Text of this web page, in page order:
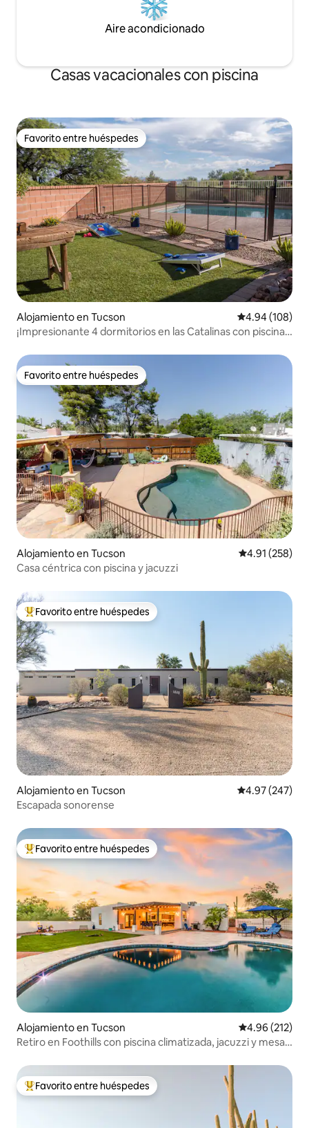
Aire acondicionado
Casas vacacionales con piscina
Favorito entre huéspedes
Favorito entre huéspedes
Alojamiento en Tucson Calificación
4.94 (108)
¡Impresionante 4 dormitorios en las Catalinas con piscina
Favorito entre huéspedes
Favorito entre huéspedes
Alojamiento en Tucson Calificación
4.91 (258)
Casa céntrica con piscina y jacuzzi
Favorito entre huéspedes preferido
Favorito entre huéspedes
Alojamiento en Tucson Calificación
4.97 (247)
Escapada sonorense
Favorito entre huéspedes preferido
Favorito entre huéspedes
Alojamiento en Tucson Calificación
4.96 (212)
Retiro en Foothills con piscina climatizada, jacuzzi y mesa
Favorito entre huéspedes preferido
Favorito entre huéspedes